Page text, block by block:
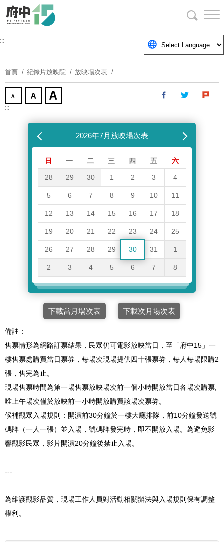
要
塊
:::
首頁 紀錄片放映院 放映場次表
:::
2026年7月放映場次表下個月
日 一 二 三 四 五 六
28 29 30 1 2 3 4
5 6 7 8 9 10 11
12 13 14 15 16 17 18
19 20 21 22 23 24 25
26 27 28 29 30 31 1
2 3 4 5 6 7 8
下載當月場次表 下載次月場次表
備註：
售票情形為網路訂票結果，民眾仍可電影放映當日，至「府中15」一
樓售票處購買當日票券，每場次現場提供四十張票劵，每人每場限購2
張，售完為止。
現場售票時間為第一場售票放映場次前一個小時開放當日各場次購票,
唯上午場次僅於放映前一小時開放購買該場次票劵。
候補觀眾入場規則：開演前30分鐘於一樓大廳排隊，前10分鐘發送號
碼牌（一人一張）並入場，號碼牌發完時，即不開放入場。為避免影
響觀影民眾，影片開演20分鐘後禁止入場。
---
為維護觀影品質，現場工作人員對活動相關辦法與入場規則保有調整
權利。